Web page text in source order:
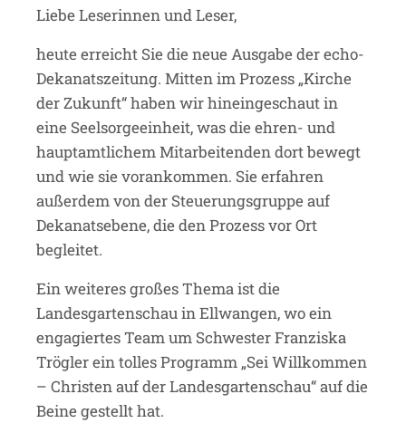
Liebe Leserinnen und Leser,
heute erreicht Sie die neue Ausgabe der echo-
Dekanatszeitung. Mitten im Prozess „Kirche
der Zukunft“ haben wir hineingeschaut in
eine Seelsorgeeinheit, was die ehren- und
hauptamtlichem Mitarbeitenden dort bewegt
und wie sie vorankommen. Sie erfahren
außerdem von der Steuerungsgruppe auf
Dekanatsebene, die den Prozess vor Ort
begleitet.
Ein weiteres großes Thema ist die
Landesgartenschau in Ellwangen, wo ein
engagiertes Team um Schwester Franziska
Trögler ein tolles Programm „Sei Willkommen
– Christen auf der Landesgartenschau“ auf die
Beine gestellt hat.